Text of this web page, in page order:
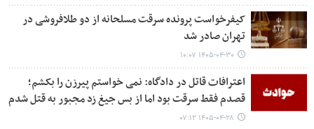
کیفرخواست پرونده سرقت مسلحانه از دو طلافروشی در
تهران صادر شد
۱۴۰۵-۰۴-۳۰ ۱۰:۰۷
اعترافات قاتل در دادگاه: نمی خواستم پیرزن را بکشم؛
قصدم فقط سرقت بود اما از بس جیغ زد مجبور به قتل شدم
۱۴۰۵-۰۴-۲۸ ۰۷:۱۲